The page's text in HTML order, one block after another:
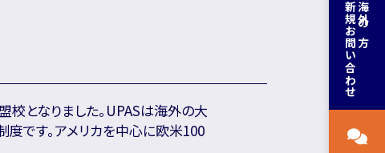
となりました。UPASは海外の大
です。アメリカを中心に欧米100
海外の方
新規お問い合わせ